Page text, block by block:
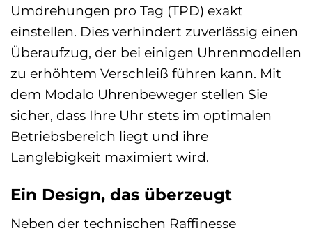
Umdrehungen pro Tag (TPD) exakt
einstellen. Dies verhindert zuverlässig einen
Überaufzug, der bei einigen Uhrenmodellen
zu erhöhtem Verschleiß führen kann. Mit
dem Modalo Uhrenbeweger stellen Sie
sicher, dass Ihre Uhr stets im optimalen
Betriebsbereich liegt und ihre
Langlebigkeit maximiert wird.
Ein Design, das überzeugt
Neben der technischen Raffinesse